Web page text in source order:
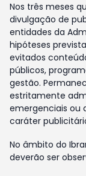
Nos três meses
divulgação de
entidades da
hipóteses
evitados
públicos,
gestão.
estritamente
emergenciais ou
caráter
No âmbito do
deverão ser